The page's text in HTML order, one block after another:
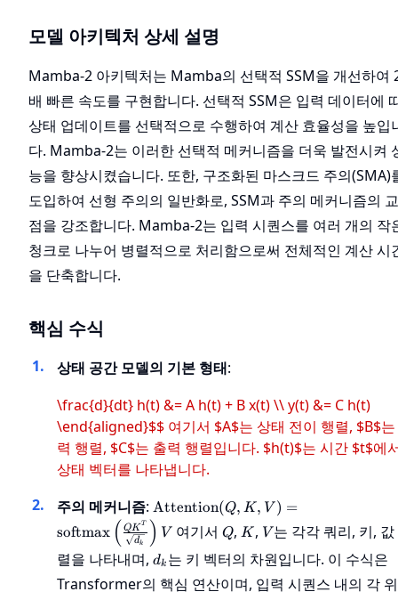
모델 아키텍처 상세 설명
Mamba-2 아키텍처는 Mamba의 선택적 SSM을 개선하여
배 빠른 속도를 구현합니다. 선택적 SSM은 입력 데이터에
상태 업데이트를 선택적으로 수행하여 계산 효율성을 높입
다. Mamba-2는 이러한 선택적 메커니즘을 더욱 발전시켜
능을 향상시켰습니다. 또한, 구조화된 마스크드 주의(SMA)
도입하여 선형 주의의 일반화로, SSM과 주의 메커니즘의
점을 강조합니다. Mamba-2는 입력 시퀀스를 여러 개의 작
청크로 나누어 병렬적으로 처리함으로써 전체적인 계산 시
을 단축합니다.
핵심 수식
상태 공간 모델의 기본 형태:
\frac{d}{dt} h(t) &= A h(t) + B x(t) \\ y(t) &= C h(t)
\end{aligned}$$ 여기서 $A$는 상태 전이 행렬, $B$
력 행렬, $C$는 출력 행렬입니다. $h(t)$는 시간 $t$에
상태 벡터를 나타냅니다.
주의 메커니즘: \text{Attention}(Q, K, V) =
\text{softmax}\left(\frac{QK^T}
{\sqrt{d_k}}\right)V
Attention(Q, K, V ) =
softmax ( dk
QK T ) V 여기서Q
Q,K
K , V
V 는 각각 쿼리, 키,
렬을 나타내며, d_k
dk 는 키 벡터의 차원입니다. 이 수식은
Transformer의 핵심 연산이며, 입력 시퀀스 내의 각